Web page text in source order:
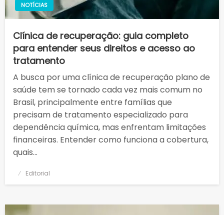
NOTÍCIAS
Clínica de recuperação: guia completo
para entender seus direitos e acesso ao
tratamento
A busca por uma clínica de recuperação plano de
saúde tem se tornado cada vez mais comum no
Brasil, principalmente entre famílias que
precisam de tratamento especializado para
dependência química, mas enfrentam limitações
financeiras. Entender como funciona a cobertura,
quais…
PostedEditorial